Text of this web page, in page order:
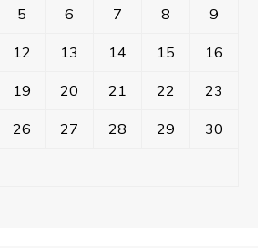
5 6 7 8 9
12 13 14 15 16
19 20 21 22 23
26 27 28 29 30